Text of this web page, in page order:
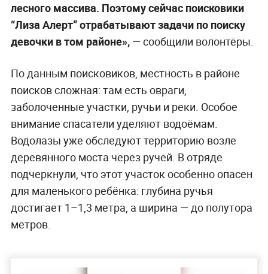
лесного массива. Поэтому сейчас поисковики
“Лиза Алерт” отрабатывают задачи по поиску
девочки в том районе»,— сообщили волонтёры.
По данным поисковиков, местность в районе
поисков сложная: там есть овраги,
заболоченные участки, ручьи и реки. Особое
внимание спасатели уделяют водоёмам.
Водолазы уже обследуют территорию возле
деревянного моста через ручей. В отряде
подчеркнули, что этот участок особенно опасен
для маленького ребёнка: глубина ручья
достигает 1–1,3 метра, а ширина — до полутора
метров.